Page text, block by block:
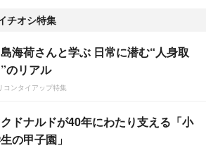
チオシ特集
海荷さんと学ぶ 日常に潜む“人身取
のリアル
コンタイアップ特集
ドナルドが40年にわたり支える「小
の甲子園」